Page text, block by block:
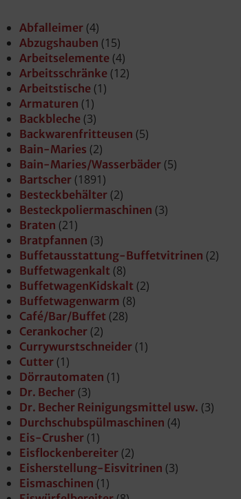
Abfalleimer (4)
Abzugshauben (15)
Arbeitselemente (4)
Arbeitsschränke (12)
Arbeitstische (1)
Armaturen (1)
Backbleche (3)
Backwarenfritteusen (5)
Bain-Maries (2)
Bain-Maries/Wasserbäder (5)
Bartscher (1891)
Besteckbehälter (2)
Besteckpoliermaschinen (3)
Braten (21)
Bratpfannen (3)
Buffetausstattung-Buffetvitrinen (2)
Buffetwagenkalt (8)
BuffetwagenKidskalt (2)
Buffetwagenwarm (8)
Café/Bar/Buffet (28)
Cerankocher (2)
Currywurstschneider (1)
Cutter (1)
Dörrautomaten (1)
Dr. Becher (3)
Dr. Becher Reinigungsmittel usw. (3)
Durchschubspülmaschinen (4)
Eis-Crusher (1)
Eisflockenbereiter (2)
Eisherstellung-Eisvitrinen (3)
Eismaschinen (1)